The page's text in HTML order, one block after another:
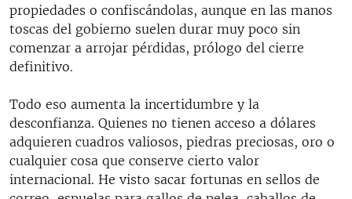
propiedades o confiscándolas, aunque en las manos
toscas del gobierno suelen durar muy poco sin
comenzar a arrojar pérdidas, prólogo del cierre
definitivo.
Todo eso aumenta la incertidumbre y la
desconfianza. Quienes no tienen acceso a dólares
adquieren cuadros valiosos, piedras preciosas, oro o
cualquier cosa que conserve cierto valor
internacional. He visto sacar fortunas en sellos de